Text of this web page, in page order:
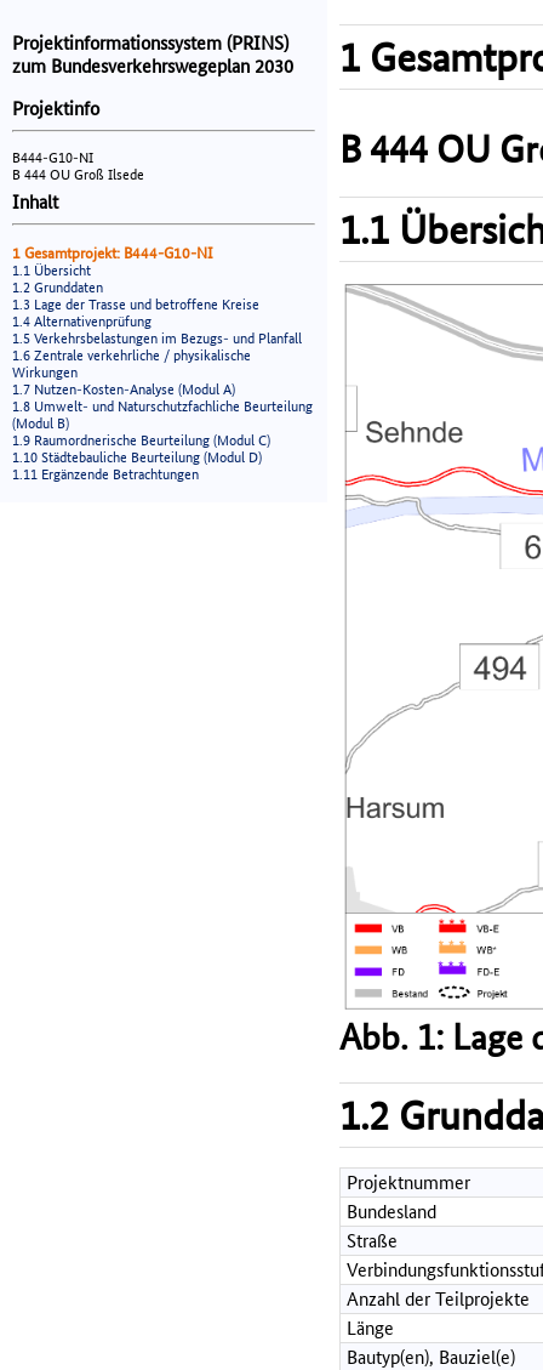
Projektinformationssystem (PRINS)
zum Bundesverkehrswegeplan 2030
Projektinfo
B444-G10-NI
B 444 OU Groß Ilsede
Inhalt
1 Gesamtprojekt: B444-G10-NI
1.1 Übersicht
1.2 Grunddaten
1.3 Lage der Trasse und betroffene Kreise
1.4 Alternativenprüfung
1.5 Verkehrsbelastungen im Bezugs- und Planfall
1.6 Zentrale verkehrliche / physikalische
Wirkungen
1.7 Nutzen-Kosten-Analyse (Modul A)
1.8 Umwelt- und Naturschutzfachliche Beurteilung
(Modul B)
1.9 Raumordnerische Beurteilung (Modul C)
1.10 Städtebauliche Beurteilung (Modul D)
1.11 Ergänzende Betrachtungen
1
B 444 OU
1.1
Abb. 1: Lage
1.2
Projektnummer
Bundesland
Straße
Anzahl der Teilprojekte
Länge
Bautyp(en), Bauziel(e)